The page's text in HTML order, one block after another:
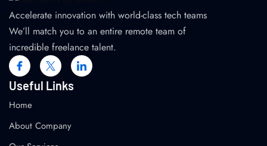
Accelerate innovation with world-class tech teams
We’ll match you to an entire remote team of
incredible freelance talent.
Useful Links
Home
About Company